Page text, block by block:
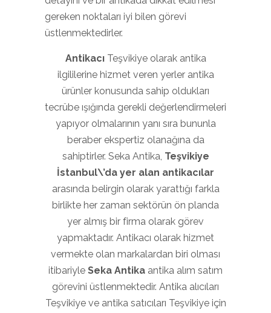
gereken noktaları iyi bilen görevi
üstlenmektedirler.
Antikacı Teşvikiye olarak antika
ilgililerine hizmet veren yerler antika
ürünler konusunda sahip oldukları
tecrübe ışığında gerekli değerlendirmeleri
yapıyor olmalarının yanı sıra bununla
beraber ekspertiz olanağına da
sahiptirler. Seka Antika, Teşvikiye
İstanbul\’da yer alan antikacılar
arasında belirgin olarak yarattığı farkla
birlikte her zaman sektörün ön planda
yer almış bir firma olarak görev
yapmaktadır. Antikacı olarak hizmet
vermekte olan markalardan biri olması
itibariyle Seka Antika antika alım satım
görevini üstlenmektedir. Antika alıcıları
Teşvikiye ve antika satıcıları Teşvikiye için